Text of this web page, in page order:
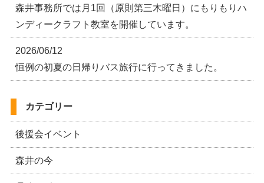
森井事務所では月1回（原則第三木曜日）にもりもりハ
ンディークラフト教室を開催しています。
2026/06/12
恒例の初夏の日帰りバス旅行に行ってきました。
カテゴリー
後援会イベント
森井の今